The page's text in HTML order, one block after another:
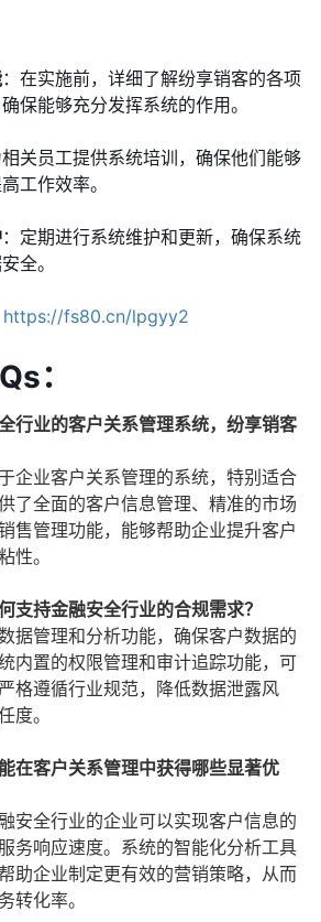
：在实施前，详细了解纷享销客的各项
保能够充分发挥系统的作用。
相关员工提供系统培训，确保他们能够
工作效率。
：定期进行系统维护和更新，确保系统
全。
https://fs80.cn/lpgyy2
：
行业的客户关系管理系统，纷享销客
企业客户关系管理的系统，特别适合
了全面的客户信息管理、精准的市场
售管理功能，能够帮助企业提升客户
性。
支持金融安全行业的合规需求？
据管理和分析功能，确保客户数据的
内置的权限管理和审计追踪功能，可
格遵循行业规范，降低数据泄露风
度。
在客户关系管理中获得哪些显著优
安全行业的企业可以实现客户信息的
务响应速度。系统的智能化分析工具
助企业制定更有效的营销策略，从而
转化率。